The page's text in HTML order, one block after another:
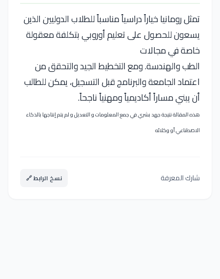
تمثل رومانيا خياراً دراسياً مناسباً للطلاب الدوليين الذين
يسعون للحصول على تعليم أوروبي بتكلفة معقولة
خاصة في مجالات
الطب والهندسة. ومع التخطيط الجيد والتحقق من
اعتماد الجامعة والبرنامج قبل التسجيل، يمكن للطالب
أن يبني مساراً أكاديمياً ومهنياً ناجحاً.
هذه المقالة نتيجة جهد بشري في جمع المعلومات و التعديل و لم يتم إنتاجها بالذكاء
الاصطناعي أو وكلائه
شارك المعرفة نسخ الرابط 🔗